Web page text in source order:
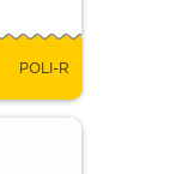
POLI-R